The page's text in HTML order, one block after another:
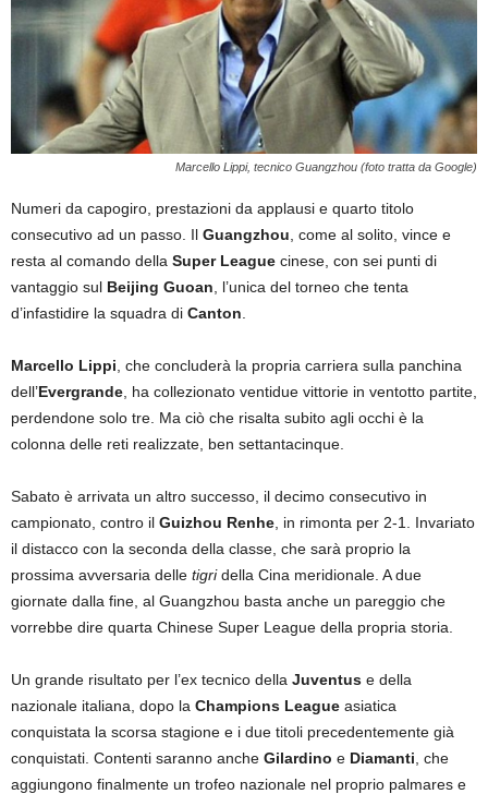
Marcello Lippi, tecnico Guangzhou (foto tratta da Google)
Numeri da capogiro, prestazioni da applausi e quarto titolo
consecutivo ad un passo. Il Guangzhou , come al solito, vince e
resta al comando della Super League cinese, con sei punti di
vantaggio sul Beijing Guoan , l’unica del torneo che tenta
d’infastidire la squadra di Canton
Marcello Lippi , che concluderà la propria carriera sulla panchina
dell’Evergrande , ha collezionato ventidue vittorie in ventotto partite,
perdendone solo tre. Ma ciò che risalta subito agli occhi è la
colonna delle reti realizzate, ben settantacinque.
Sabato è arrivata un altro successo, il decimo consecutivo in
campionato, contro il Guizhou Renhe , in rimonta per 2-1. Invariato
il distacco con la seconda della classe, che sarà proprio la
prossima avversaria delle tigridella Cina meridionale. A due
giornate dalla fine, al Guangzhou basta anche un pareggio che
vorrebbe dire quarta Chinese Super League della propria storia.
Un grande risultato per l’ex tecnico della Juventus e della
nazionale italiana, dopo la Champions League asiatica
conquistata la scorsa stagione e i due titoli precedentemente già
conquistati. Contenti saranno anche Gilardino e Diamanti , che
aggiungono finalmente un trofeo nazionale nel proprio palmares e